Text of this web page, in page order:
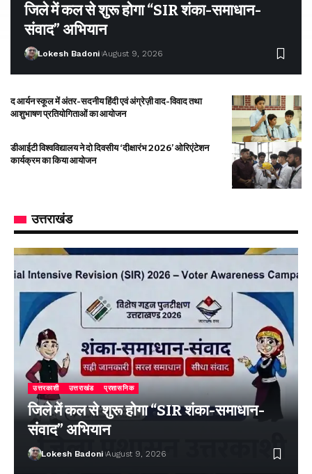
जिले में कल से शुरू होगा “SIR शंका-समाधान-
संवाद” अभियान
Lokesh Badoni August 9, 2026
द आर्यन स्कूल में अंतर-सदनीय हिंदी एवं अंग्रेज़ी वाद-विवाद तथा
आशुभाषण प्रतियोगिताओं का आयोजन
डीआईटी विश्वविद्यालय ने दो दिवसीय ‘दीक्षारंभ 2026’ ओरिएंटेशन
कार्यक्रम का किया आयोजन
उत्तराखंड
उत्तरकाशी उत्तराखंड प्रशासनिक
जिले में कल से शुरू होगा “SIR शंका-समाधान-
संवाद” अभियान
Lokesh Badoni August 9, 2026